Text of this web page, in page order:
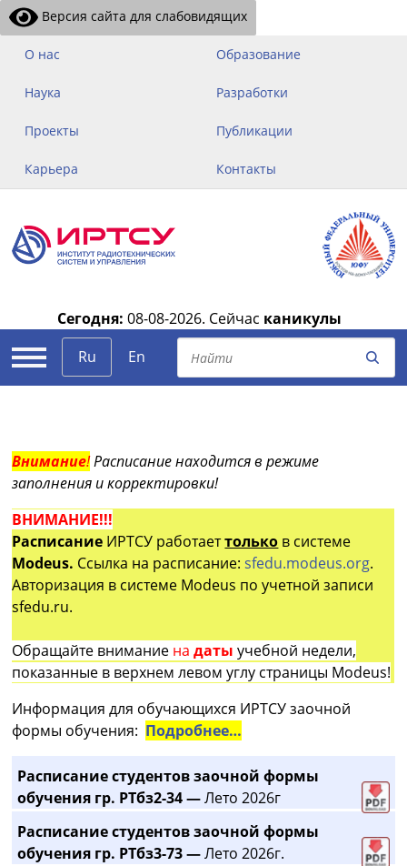
Версия сайта для слабовидящих
О нас Образование
Наука Разработки
Проекты Публикации
Карьера Контакты
Сегодня: 08-08-2026. Сейчас каникулы
Ru
En
Внимание!Расписание находится в режиме
заполнения и корректировки!
ВНИМАНИЕ!!!
Расписание ИРТСУ работаеттолько в системе
Modeus. Ссылка на расписание:sfedu.modeus.org.
Авторизация в системе Modeus по учетной записи
sfedu.ru.
Обращайте внимание на датыучебной недели,
показанные в верхнем левом углу страницы Modeus!
Информация для обучающихся ИРТСУ заочной
формы обучения: Подробнее…
Расписание студентов заочной формы
обучения гр. РТбз2-34 —Лето 2026г
Расписание студентов заочной формы
обучения гр. РТбз3-73 —Лето 2026г.